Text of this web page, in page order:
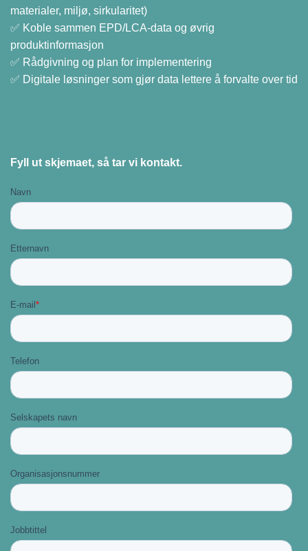
materialer, miljø, sirkularitet)
✅ Koble sammen EPD/LCA-data og øvrig
produktinformasjon
✅ Rådgivning og plan for implementering
✅ Digitale løsninger som gjør data lettere å forvalte over tid
Fyll ut skjemaet, så tar vi kontakt.